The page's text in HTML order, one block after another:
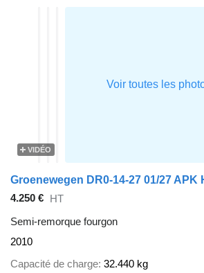
VIDÉO
4.250 € HT
Semi-remorque fourgon
2010
Capacité de charge 32.440 kg